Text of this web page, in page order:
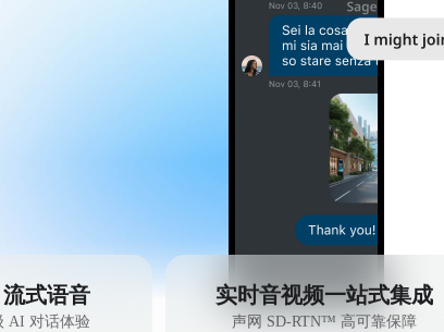
式语音
AI 对话体验
实时音视频一站式集成
声网 SD-RTN™ 高可靠保障